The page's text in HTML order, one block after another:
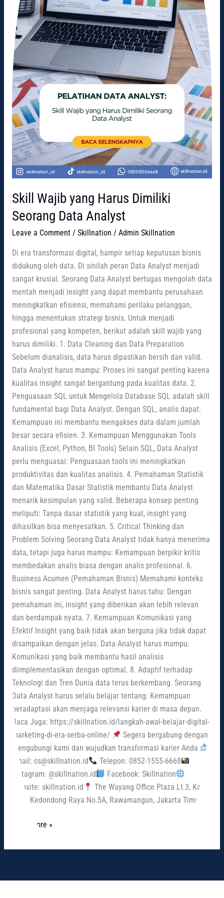
Skill Wajib yang Harus Dimiliki
Seorang Data Analyst
Leave a Comment / Skillnation / Admin Skillnation
Di era transformasi digital, hampir setiap keputusan bisnis
didukung oleh data. Di sinilah peran Data Analyst menjadi
sangat krusial. Seorang Data Analyst bertugas mengolah data
mentah menjadi insight yang dapat membantu perusahaan
meningkatkan efisiensi, memahami perilaku pelanggan,
hingga menentukan strategi bisnis. Untuk menjadi
profesional yang kompeten, berikut adalah skill wajib yang
harus dimiliki. 1. Data Cleaning dan Data Preparation
Sebelum dianalisis, data harus dipastikan bersih dan valid.
Data Analyst harus mampu: Proses ini sangat penting karena
kualitas insight sangat bergantung pada kualitas data. 2.
Penguasaan SQL untuk Mengelola Database SQL adalah skill
fundamental bagi Data Analyst. Dengan SQL, analis dapat:
Kemampuan ini membantu mengakses data dalam jumlah
besar secara efisien. 3. Kemampuan Menggunakan Tools
Analisis (Excel, Python, BI Tools) Selain SQL, Data Analyst
perlu menguasai: Penguasaan tools ini meningkatkan
produktivitas dan kualitas analisis. 4. Pemahaman Statistik
dan Matematika Dasar Statistik membantu Data Analyst
menarik kesimpulan yang valid. Beberapa konsep penting
meliputi: Tanpa dasar statistik yang kuat, insight yang
dihasilkan bisa menyesatkan. 5. Critical Thinking dan
Problem Solving Seorang Data Analyst tidak hanya menerima
data, tetapi juga harus mampu: Kemampuan berpikir kritis
membedakan analis biasa dengan analis profesional. 6.
Business Acumen (Pemahaman Bisnis) Memahami konteks
bisnis sangat penting. Data Analyst harus tahu: Dengan
pemahaman ini, insight yang diberikan akan lebih relevan
dan berdampak nyata. 7. Kemampuan Komunikasi yang
Efektif Insight yang baik tidak akan berguna jika tidak dapat
disampaikan dengan jelas. Data Analyst harus mampu:
Komunikasi yang baik membantu hasil analisis
diimplementasikan dengan optimal. 8. Adaptif terhadap
Teknologi dan Tren Dunia data terus berkembang. Seorang
Data Analyst harus selalu belajar tentang: Kemampuan
beradaptasi akan menjaga relevansi karier di masa depan.
Baca Juga: https://skillnation.id/langkah-awal-belajar-digital-
marketing-di-era-serba-online/
Segera bergabung dengan
mengubungi kami dan wujudkan transformasi karier Anda
Email: cs@skillnation.id
Telepon: 0852-1555-6668
Instagram: @skillnation.id
Facebook: Skillnation
Website: skillnation.id
The Wayang Office Plaza Lt.3, Kav.
A, Jl. Kedondong Raya No.5A, Rawamangun, Jakarta Timur
Data
Analyst
Read More »